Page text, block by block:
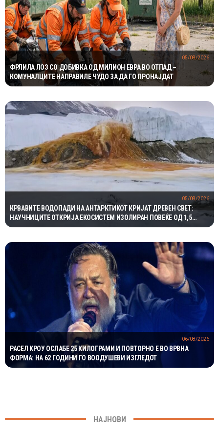
ФРЛИЛА ЛОЗ СО ДОБИВКА ОД МИЛИОН ЕВРА ВО ОТПАД –
КОМУНАЛЦИТЕ НАПРАВИЛЕ ЧУДО ЗА ДА ГО ПРОНАЈДАТ
05/08/2026
КРВАВИТЕ ВОДОПАДИ НА АНТАРКТИКОТ КРИЈАТ ДРЕВЕН СВЕТ:
НАУЧНИЦИТЕ ОТКРИЈА ЕКОСИСТЕМ ИЗОЛИРАН ПОВЕЌЕ ОД 1,5
МИЛИОНИ ГОДИНИ
05/08/2026
РАСЕЛ КРОУ ОСЛАБЕ 25 КИЛОГРАМИ И ПОВТОРНО Е ВО ВРВНА
ФОРМА: НА 62 ГОДИНИ ГО ВООДУШЕВИ ИЗГЛЕДОТ
06/08/2026
НАЈНОВИ